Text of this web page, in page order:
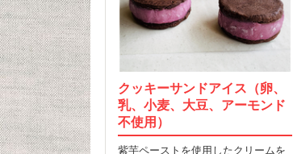
クッキーサンドアイス（卵、
乳、小麦、大豆、アーモンド
不使用）
紫芋ペーストを使用したクリームを